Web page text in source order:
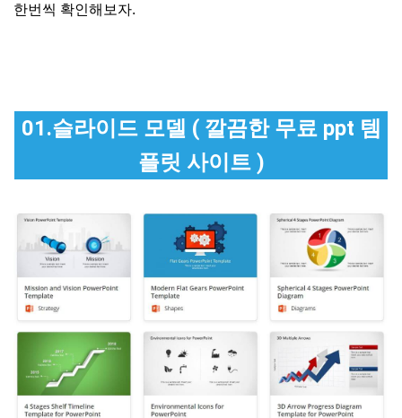
한번씩 확인해보자.
01.슬라이드 모델 ( 깔끔한 무료 ppt 템
플릿 사이트 )